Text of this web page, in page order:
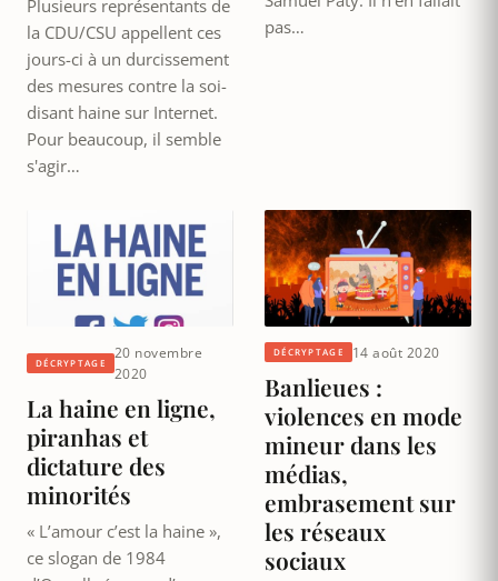
Plusieurs représentants de
la CDU/CSU appellent ces
jours-ci à un durcissement
des mesures contre la soi-
disant haine sur Internet.
Pour beaucoup, il semble
s'agir…
pas…
DÉCRYPTAGE
20 novembre
2020
La haine en ligne,
piranhas et
dictature des
minorités
« L’amour c’est la haine »,
ce slogan de 1984
DÉCRYPTAGE 14 août 2020
Banlieues :
violences en mode
mineur dans les
médias,
embrasement sur
les réseaux
sociaux